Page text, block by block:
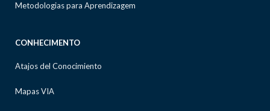
Metodologias para Aprendizagem
CONHECIMENTO
Atajos del Conocimiento
Mapas VIA